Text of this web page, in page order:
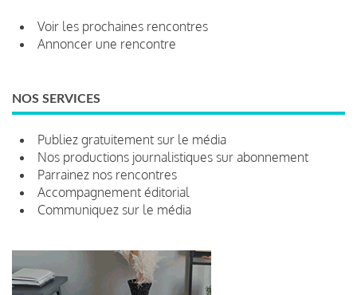
Voir les prochaines rencontres
Annoncer une rencontre
NOS SERVICES
Publiez gratuitement sur le média
Nos productions journalistiques sur abonnement
Parrainez nos rencontres
Accompagnement éditorial
Communiquez sur le média